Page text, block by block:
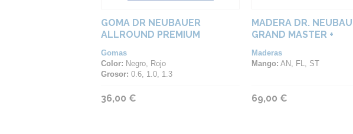
GOMA DR NEUBAUER
ALLROUND PREMIUM
Gomas
Color: Negro, Rojo
Grosor: 0.6, 1.0, 1.3
36,00 €
MADERA DR.
GRAND MASTER +
Maderas
Mango: AN, FL, ST
69,00 €